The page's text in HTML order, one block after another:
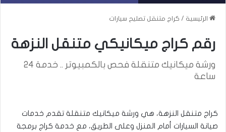
الرئيسية / كراج متنقل تصليح سيارات
رقم كراج ميكانيكي متنقل النزهة
ورشة ميكانيك متنقلة فحص بالكمبيوتر .. خدمة 24
ساعة
كراج متنقل النزهة، هي ورشة ميكانيك متنقلة تقدم خدمات
صيانة السيارات أمام المنزل وعلى الطريق، مع خدمة كراج برمجة